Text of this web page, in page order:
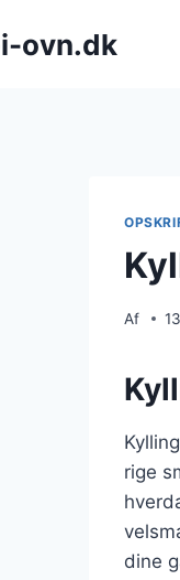
ovn.dk
Af
rige
dine